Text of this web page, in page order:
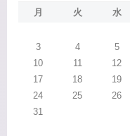
月 火 水
3
4 5
10
11 12
17
18 19
24
25 26
31